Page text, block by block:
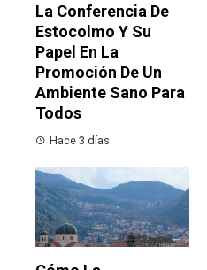
La Conferencia De
Estocolmo Y Su
Papel En La
Promoción De Un
Ambiente Sano Para
Todos
Hace 3 días